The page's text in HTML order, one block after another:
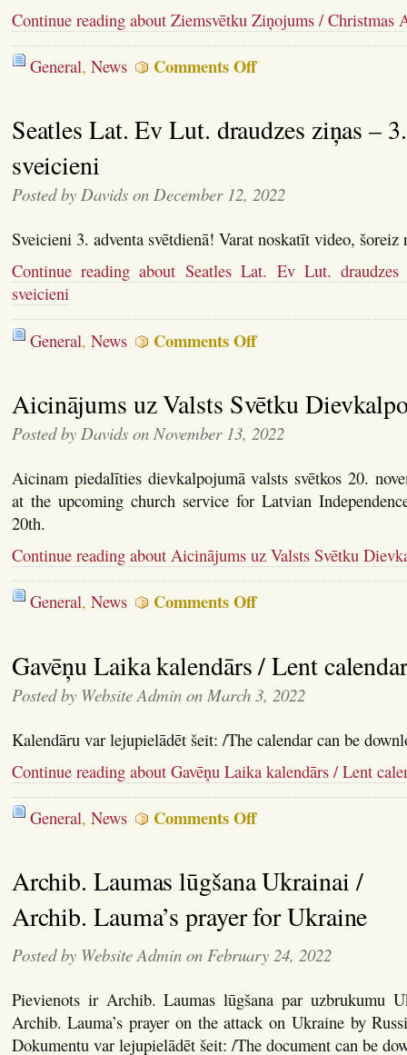
Continue reading about Ziemsvētku Ziņojums / Christmas
General, News Comments Offon
Ziemsvētku
Christmas
Announcement
Seatles Lat. Ev Lut. draudzes ziņas –
sveicieni
Posted by Davids on December 12, 2022
Sveicieni 3. adventa svētdienā! Varat noskatīt video, šoreiz
Continue reading about Seatles Lat. Ev Lut.
sveicieni
General, News Comments Offon
Seatles
Lut.
draudzes
ziņas
–
adventa
sveicieni
Aicinājums uz Valsts Svētku
Posted by Davids on November 13, 2022
Aicinam piedalīties dievkalpojumā valsts svētkos 20.
at the upcoming church service for Latvian
20th.
Continue reading about Aicinājums uz Valsts Svētku
General, News Comments Offon
Aicinājums
Svētku
Dievkalpojumu
Gavēņu Laika kalendārs / Lent calendar
Posted by Website Admin on March 3, 2022
Kalendāru var lejupielādēt šeit: /The calendar can be
Continue reading about Gavēņu Laika kalendārs / Lent
General, News Comments Offon
Gavēņu
Lent
calendar
Archib. Laumas lūgšana Ukrainai /
Archib. Lauma’s prayer for Ukraine
Posted by Website Admin on February 24, 2022
Pievienots ir Archib. Laumas lūgšana par uzbrukumu
Archib. Lauma’s prayer on the attack on Ukraine by
Dokumentu var lejupielādēt šeit: /The document can be